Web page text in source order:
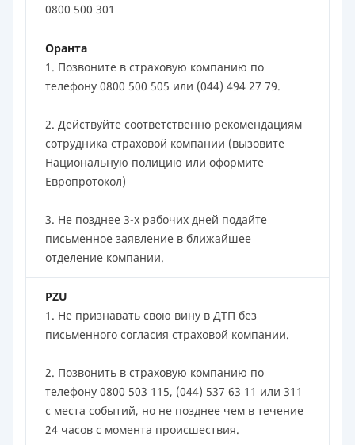
0800 500 301
Оранта
1. Позвоните в страховую компанию по
телефону 0800 500 505 или (044) 494 27 79.
2. Действуйте соответственно рекомендациям
сотрудника страховой компании (вызовите
Национальную полицию или оформите
Европротокол)
3. Не позднее 3-х рабочих дней подайте
письменное заявление в ближайшее
отделение компании.
PZU
1. Не признавать свою вину в ДТП без
письменного согласия страховой компании.
2. Позвонить в страховую компанию по
телефону 0800 503 115, (044) 537 63 11 или 311
с места событий, но не позднее чем в течение
24 часов с момента происшествия.